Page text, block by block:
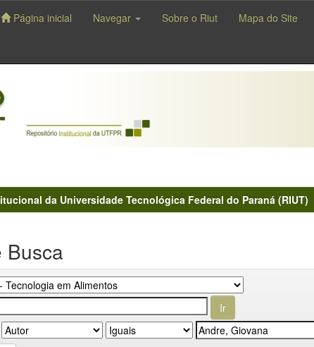
Página inicial Navegar Sobre o Riut Mapa do Site
da Universidade Tecnológica Federal do Paraná (RIUT)
Busca